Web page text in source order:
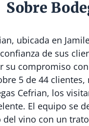
Sobre
ubicada en
de sus
su compromiso
5 de 44
Cefrian, los
El equipo se
vino con un